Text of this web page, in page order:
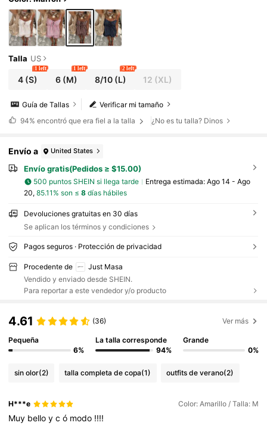
a elástica y cordón, ideal para la playa, viajes, cit
as, festivales de música y uso diario elegante
Talla US
4 (S)
1 left
6 (M)
1 left
8/10(L)
2 left
12 (XL)
Verificar mi tamaño
Guía de Tallas
94% encontró que era fiel a la talla ¿No es tu talla? Dinos
Envío a United States
Envío gratis(Pedidos ≥ $15.00)
500 puntos SHEIN si llega tarde Entrega estimada: Ago 14 - Ago
20, 85.11% son ≤ 8días hábiles
Devoluciones gratuitas en 30 días
Se aplican los términos y condiciones
Pagos seguros · Protección de privacidad
Procedente de
Just Masa
Vendido y enviado desde SHEIN.
Para reportar a este vendedor y/o producto
4.61 (36) Ver más
Pequeña
6%
La talla corresponde
94%
Grande
0%
sin olor(2) talla completa de copa(1) outfits de verano(2)
H***e Color: Amarillo / Talla: M
Muy belloycó modo !!!!